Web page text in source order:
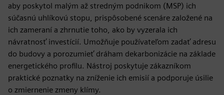
aby poskytol malým až stredným podnikom (MSP) ich
súčasnú uhlíkovú stopu, prispôsobené scenáre založené na
ich zameraní a zhrnutie toho, ako by vyzerala ich
návratnosť investícií. Umožňuje používateľom zadať adresu
do budovy a porozumieť dráham dekarbonizácie na základe
energetického profilu. Nástroj poskytuje zákazníkom
praktické poznatky na zníženie ich emisií a podporuje úsilie
o zmiernenie zmeny klímy.